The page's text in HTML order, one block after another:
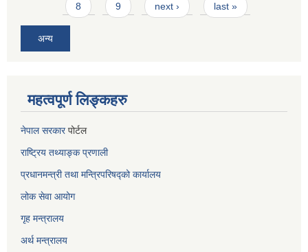
8 9 next › last »
अन्य
महत्वपूर्ण लिङ्कहरु
नेपाल सरकारपोर्टल
राष्ट्रिय तथ्याङ्क प्रणाली
प्रधानमन्त्री तथा मन्त्रिपरिषद्को कार्यालय
लोक सेवाआयोग
गृह मन्त्रालय
अर्थ मन्त्रालय